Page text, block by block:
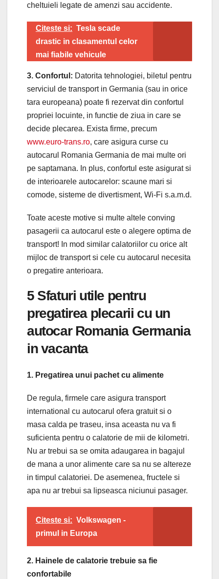
cheltuieli legate de amenzi sau accidente.
Citeste si: Tesla scade
drastic in clasamentul celor
mai fiabile vehicule
3. Confortul: Datorita tehnologiei, biletul pentru
serviciul de transport in Germania (sau in orice
tara europeana) poate fi rezervat din confortul
propriei locuinte, in functie de ziua in care se
decide plecarea. Exista firme, precum
www.euro-trans.ro, care asigura curse cu
autocarul Romania Germania de mai multe ori
pe saptamana. In plus, confortul este asigurat si
de interioarele autocarelor: scaune mari si
comode, sisteme de divertisment, Wi-Fi s.a.m.d.
Toate aceste motive si multe altele conving
pasagerii ca autocarul este o alegere optima de
transport! In mod similar calatoriilor cu orice alt
mijloc de transport si cele cu autocarul necesita
o pregatire anterioara.
5 Sfaturi utile pentru
pregatirea plecarii cu un
autocar Romania Germania
in vacanta
1. Pregatirea unui pachet cu alimente
De regula, firmele care asigura transport
international cu autocarul ofera gratuit si o
masa calda pe traseu, insa aceasta nu va fi
suficienta pentru o calatorie de mii de kilometri.
Nu ar trebui sa se omita adaugarea in bagajul
de mana a unor alimente care sa nu se altereze
in timpul calatoriei. De asemenea, fructele si
apa nu ar trebui sa lipseasca niciunui pasager.
Citeste si: Volkswagen -
primul in Europa
2. Hainele de calatorie trebuie sa fie
confortabile